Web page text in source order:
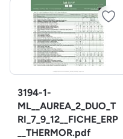
3194-1-
ML__AUREA_2_DUO_T
RI_7_9_12__FICHE_ERP
__THERMOR.pdf